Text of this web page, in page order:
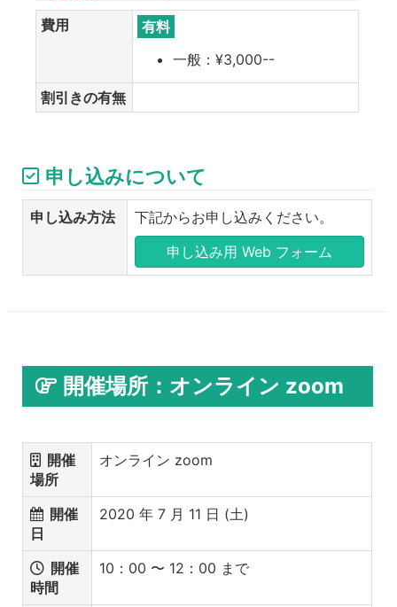
費用
有料
一般：¥3,000--
割引きの有無
申し込みについて
申し込み方法
下記からお申し込みください。
申し込み用 Web フォーム
開催場所：オンライン zoom
開催
場所
オンライン zoom
開催
日
2020 年 7 月 11 日 (土)
開催
時間
10：00 〜 12：00 まで